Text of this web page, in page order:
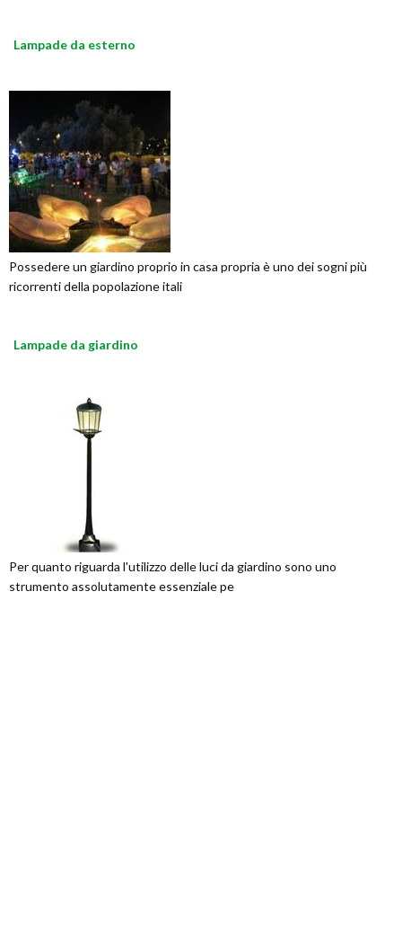
Lampade da esterno
Possedere un giardino proprio in casa propria è uno dei sogni più
ricorrenti della popolazione itali
Lampade da giardino
Per quanto riguarda l'utilizzo delle luci da giardino sono uno
strumento assolutamente essenziale pe